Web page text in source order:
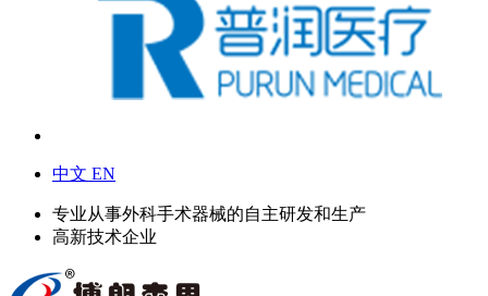
中文 EN
专业从事外科手术器械的自主研发和生产
高新技术企业